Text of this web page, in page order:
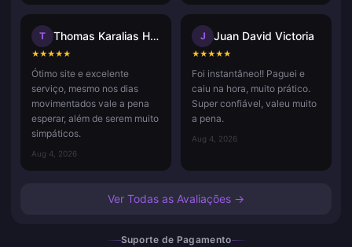
T Thomas Karalias Hammerica
★★★★★
Ótimo site e excelente
serviço, mesmo nos dias
movimentados vale a pena
esperar, além de serem muito
simpáticos.
Aug 4, 2026
J Juan David Victoria
★★★★★
Foi instantâneo!! Paguei e
caiu na hora, muito prático.
Super confiável, valeu muito
a pena.
Aug 4, 2026
Ver Todas as Avaliações →
Suporte de Pagamento